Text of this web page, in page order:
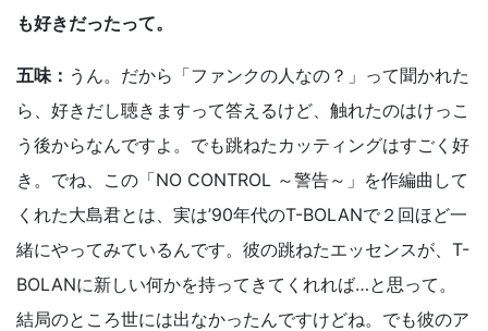
も好きだったって。
五味： うん。だから「ファンクの人なの？」って聞かれた
ら、好きだし聴きますって答えるけど、触れたのはけっこ
う後からなんですよ。でも跳ねたカッティングはすごく好
き。でね、この「NO CONTROL ～警告～」を作編曲して
くれた大島君とは、実は’90年代のT-BOLANで２回ほど一
緒にやってみているんです。彼の跳ねたエッセンスが、T-
BOLANに新しい何かを持ってきてくれれば…と思って。
結局のところ世には出なかったんですけどね。でも彼のア